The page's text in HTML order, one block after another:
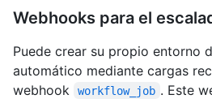
Webhooks para el
Puede crear su propio entorno
automático mediante cargas
webhook
workflow_job . Este